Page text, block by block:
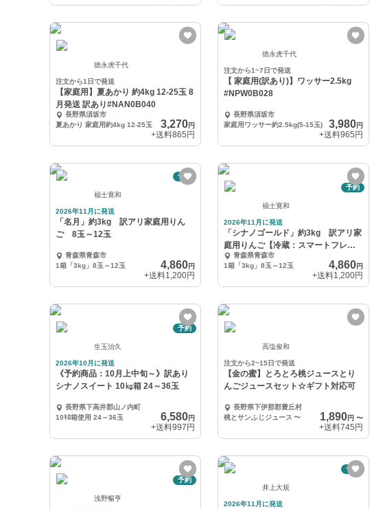
徳永虎千代
注文から1日で発送
【家庭用】夏あかり 約4kg 12-25玉 8
月発送 訳あり#NAN0B040
長野県須坂市
夏あかり 家庭用約4kg 12-25玉
3,270円
+送料865円
徳永虎千代
注文から1~7日で発送
【 家庭用(訳あり)】ワッサー2.5kg
#NPW0B028
長野県須坂市
家庭用ワッサー約2.5kg(5-15玉)
3,980円
+送料965円
予約
福士寛和
2026年11月に発送
「名月」約3kg 訳アリ家庭用りん
ご 8玉～12玉
青森県青森市
1箱「3kg」8玉～12玉
4,860円
+送料1,200円
予約
福士寛和
2026年11月に発送
「シナノゴールド」約3kg 訳アリ家
庭用りんご【冷蔵：スマートフレッ
シュ加工】
青森県青森市
1箱「3kg」8玉～12玉
4,860円
+送料1,200円
予約
生玉治久
2026年10月に発送
《予約商品：10月上中旬～》訳あり
シナノスイート 10㎏箱 24～36玉
長野県下高井郡山ノ内町
10ｷﾛ箱使用 24～36玉
6,580円
+送料997円
高塩俊和
注文から2~15日で発送
【金の蜜】とろとろ桃ジュースとり
んごジュースセット☆ギフト対応可
長野県下伊那郡豊丘村
桃とサンふじジュース 〜 1,890円 〜
+送料745円
予約
浅野暢亨
予約
井上大規
2026年11月に発送